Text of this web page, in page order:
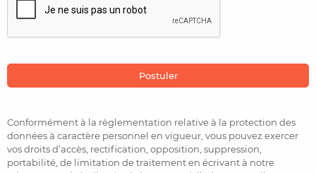
Conformément à la règlementation relative à la protection des
données à caractère personnel en vigueur, vous pouvez exercer
vos droits d’accès, rectification, opposition, suppression,
portabilité, de limitation de traitement en écrivant à notre